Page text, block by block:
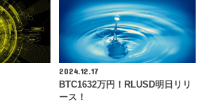
2024.12.17
BTC1632万円！RLUSD明日リリ
ース！